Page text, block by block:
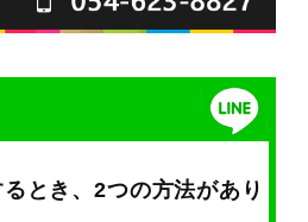
とき、2つの方法があり